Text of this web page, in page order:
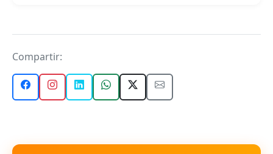
Compartir: